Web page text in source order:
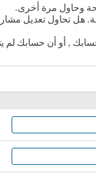
مشاركة شخص آخر,
يتم تفعيله بعد.